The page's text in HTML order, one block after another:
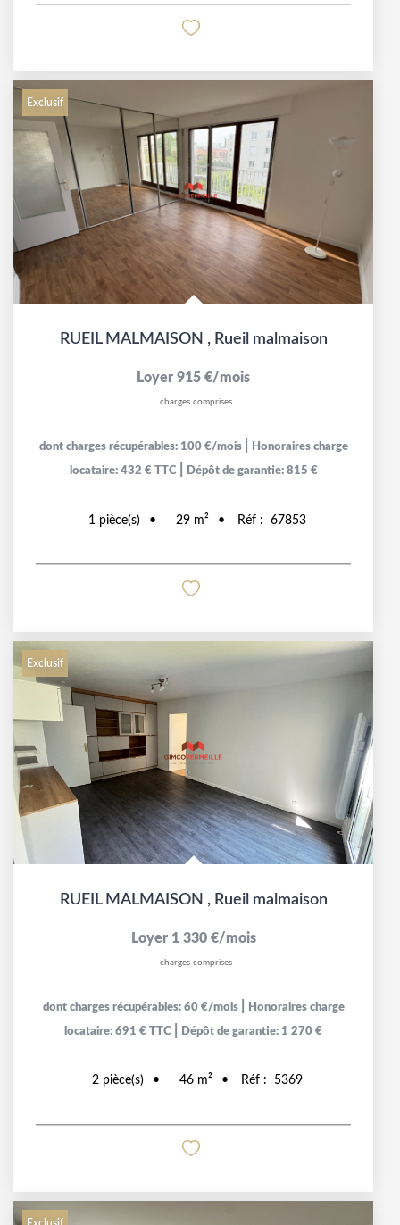
Exclusif
RUEIL MALMAISON , Rueil malmaison
Loyer 915 €/mois
charges comprises
dont charges récupérables: 100 €/mois Honoraires charge
locataire: 432 € TTC Dépôt de garantie: 815 €
1 pièce(s) 29 m² Réf : 67853
Exclusif
RUEIL MALMAISON , Rueil malmaison
Loyer 1 330 €/mois
charges comprises
dont charges récupérables: 60 €/mois Honoraires charge
locataire: 691 € TTC Dépôt de garantie: 1 270 €
2 pièce(s) 46 m² Réf : 5369